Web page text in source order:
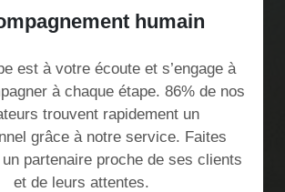
humain
est à votre écoute et s’engage à
à chaque étape. 86% de nos
trouvent rapidement un
grâce à notre service. Faites
partenaire proche de ses clients
et de leurs attentes.